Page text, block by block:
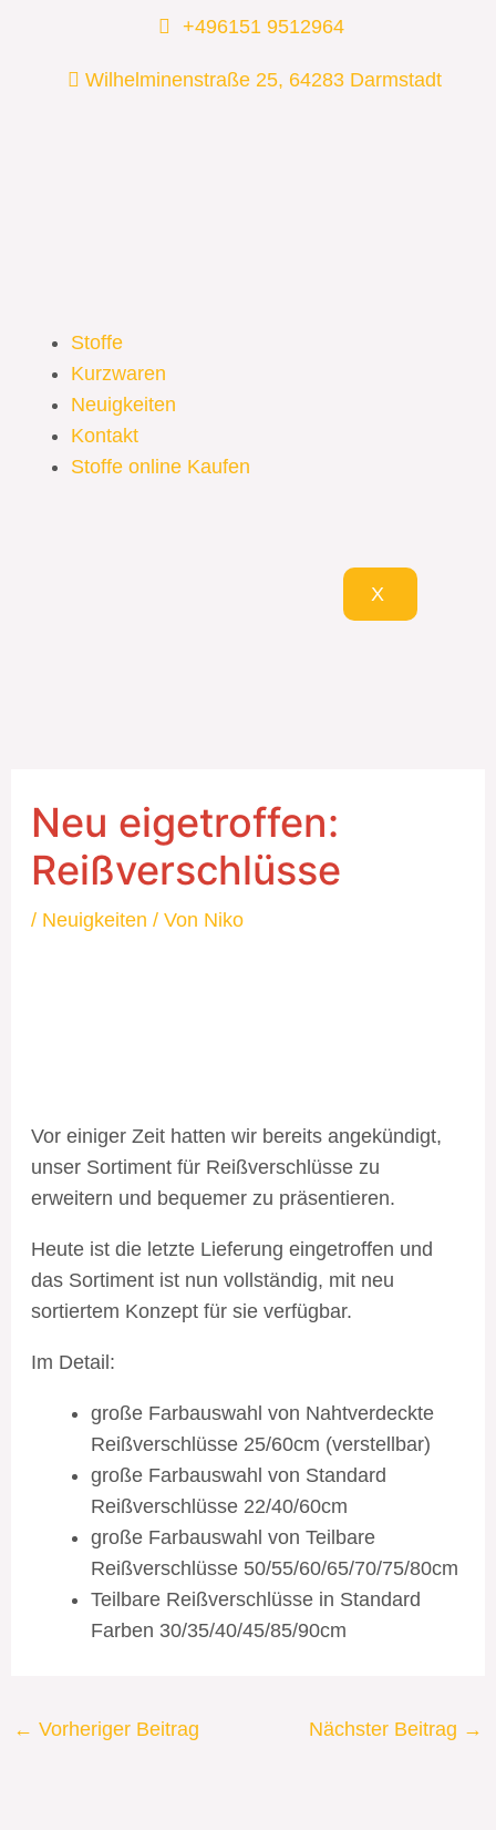
springen
+496151 9512964
Wilhelminenstraße 25, 64283 Darmstadt
Stoffe
Kurzwaren
Neuigkeiten
Kontakt
Stoffe online Kaufen
X
Neu eigetroffen:
Reißverschlüsse
/ Neuigkeiten / Von Niko
Vor einiger Zeit hatten wir bereits angekündigt,
unser Sortiment für Reißverschlüsse zu
erweitern und bequemer zu präsentieren.
Heute ist die letzte Lieferung eingetroffen und
das Sortiment ist nun vollständig, mit neu
sortiertem Konzept für sie verfügbar.
Im Detail:
große Farbauswahl von Nahtverdeckte
Reißverschlüsse 25/60cm (verstellbar)
große Farbauswahl von Standard
Reißverschlüsse 22/40/60cm
große Farbauswahl von Teilbare
Reißverschlüsse 50/55/60/65/70/75/80cm
Teilbare Reißverschlüsse in Standard
Farben 30/35/40/45/85/90cm
← Vorheriger Beitrag Nächster Beitrag →